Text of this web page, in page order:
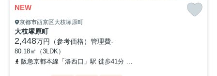
NEW
京都市西京区大枝塚原町
大枝塚原町
2,448万円（参考価格） 管理費-
80.18㎡（3LDK）
阪急京都本線「洛西口」駅 徒歩41分